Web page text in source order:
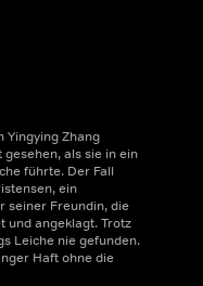
Yingying Zhang
gesehen, als sie in ein
führte. Der Fall
ein
seiner Freundin, die
und angeklagt. Trotz
Leiche nie gefunden.
Haft ohne die